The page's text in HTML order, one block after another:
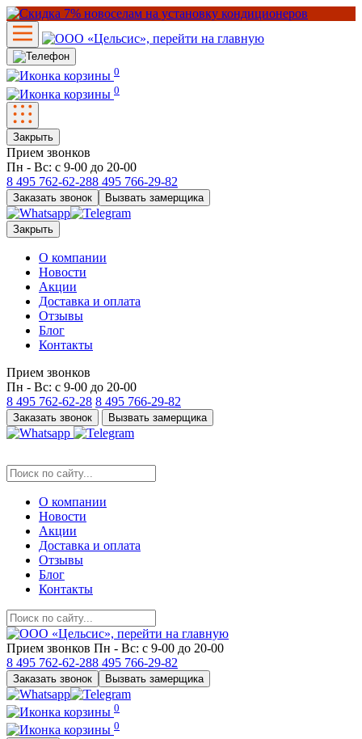
0
0
Закрыть
Прием звонков
Пн - Вс: с 9-00 до 20-00
8 495 762-62-288 495 766-29-82
Заказать звонок Вызвать замерщика
Закрыть
О компании
Новости
Акции
Доставка и оплата
Отзывы
Блог
Контакты
Прием звонков
Пн - Вс: с 9-00 до 20-00
8 495 762-62-28 8 495 766-29-82
Заказать звонок Вызвать замерщика
О компании
Новости
Акции
Доставка и оплата
Отзывы
Блог
Контакты
Прием звонков Пн - Вс: с 9-00 до 20-00
8 495 762-62-288 495 766-29-82
Заказать звонок Вызвать замерщика
0
0